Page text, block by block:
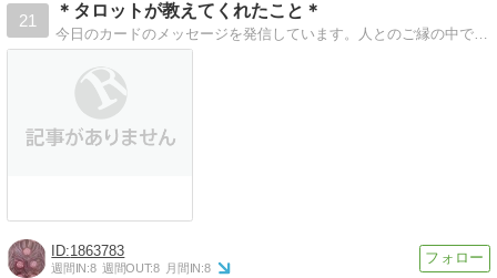
21
＊タロットが教えてくれたこと＊
今日のカードのメッセージを発信しています。人とのご縁の中で出会った不思議なタロットカード。このブログはタロットのメッセージや日々感じたことについて書いています。
1863783
週間IN:8 週間OUT:8 月間IN:8